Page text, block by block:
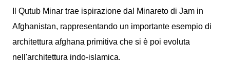
Il Qutub Minar trae ispirazione dal Minareto di Jam in
Afghanistan, rappresentando un importante esempio di
architettura afghana primitiva che si è poi evoluta
nell'architettura indo-islamica.